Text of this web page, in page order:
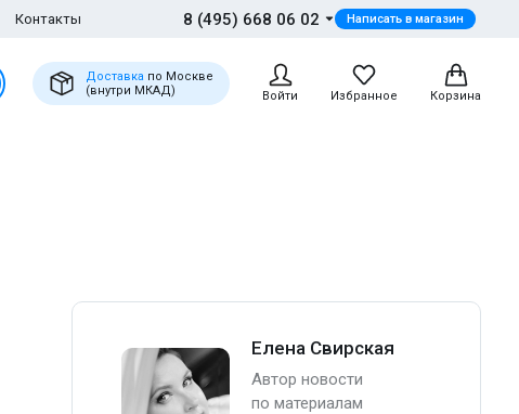
Контакты 8 (495) 668 06 02 Написать в магазин
Доставка по Москве
(внутри МКАД)
Войти Избранное Корзина
Елена Свирская
Автор новости
по материалам